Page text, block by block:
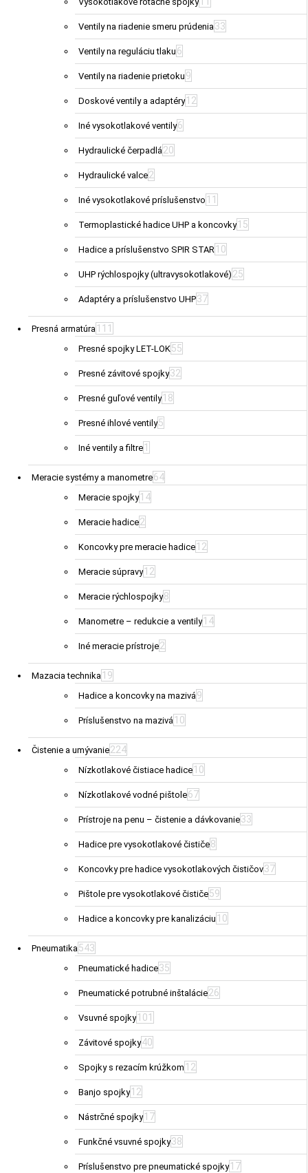
Ventily na riadenie smeru prúdenia33
Ventily na reguláciu tlaku 6
Ventily na riadenie prietoku 9
Doskové ventily a adaptéry 12
Iné vysokotlakové ventily6
Hydraulické čerpadlá20
Hydraulické valce2
Iné vysokotlakové príslušenstvo 11
Termoplastické hadice UHP a koncovky 15
Hadice a príslušenstvo SPIR STAR 10
UHP rýchlospojky (ultravysokotlakové) 25
Adaptéry a príslušenstvo UHP37
Presná armatúra 111
Presné spojky LET-LOK55
Presné závitové spojky32
Presné guľové ventily 18
Presné ihlové ventily5
Iné ventily a filtre 1
Meracie systémy a manometre64
Meracie spojky 14
Meracie hadice2
Koncovky pre meracie hadice 12
Meracie súpravy 12
Meracie rýchlospojky8
Manometre – redukcie a ventily 14
Iné meracie prístroje2
Mazacia technika 19
Hadice a koncovky na mazivá9
Príslušenstvo na mazivá 10
Čistenie a umývanie224
Nízkotlakové čistiace hadice 10
Nízkotlakové vodné pištole67
Prístroje na penu – čistenie a dávkovanie33
Hadice pre vysokotlakové čističe8
Koncovky pre hadice vysokotlakových čističov37
Pištole pre vysokotlakové čističe59
Hadice a koncovky pre kanalizáciu 10
Pneumatika543
Pneumatické hadice35
Pneumatické potrubné inštalácie26
Vsuvné spojky 101
Závitové spojky40
Spojky s rezacím krúžkom 12
Banjo spojky 12
Nástrčné spojky 17
Funkčné vsuvné spojky38
Príslušenstvo pre pneumatické spojky 17